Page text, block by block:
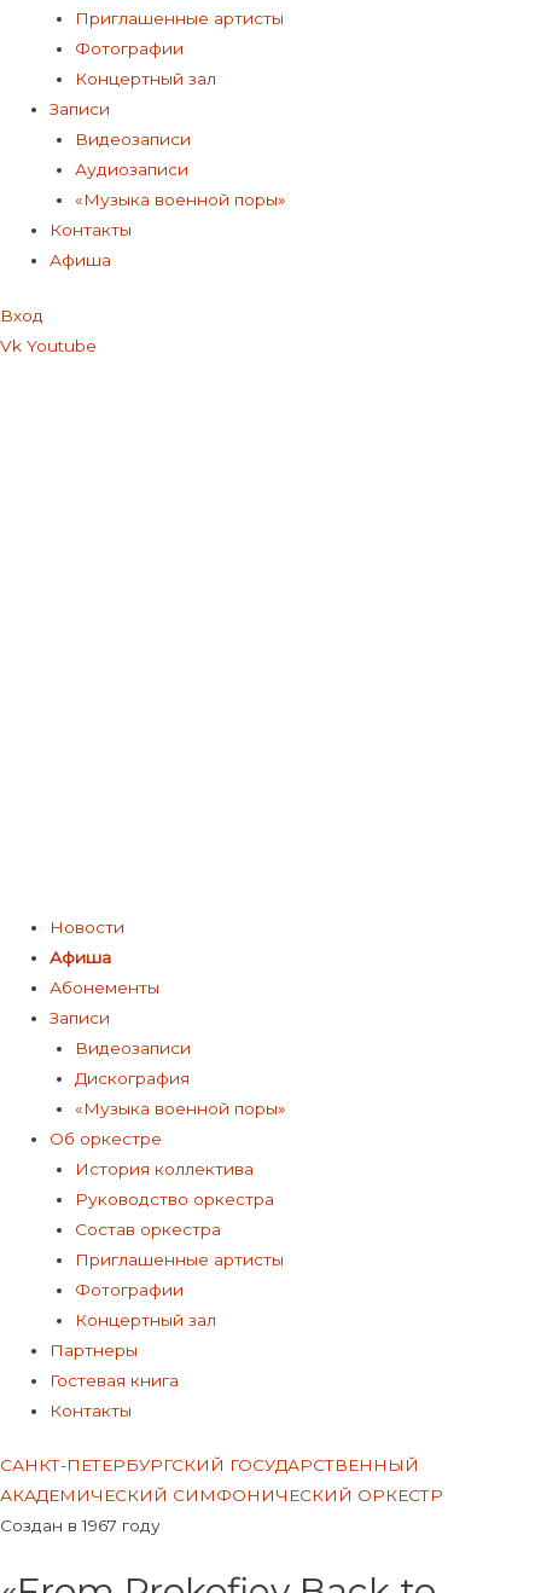
Приглашенные артисты
Фотографии
Концертный зал
Записи
Видеозаписи
Аудиозаписи
«Музыка военной поры»
Контакты
Афиша
Вход
Vk Youtube
Меню Новости
Афиша
Абонементы
Записи
Видеозаписи
Дискография
«Музыка военной поры»
Об оркестре
История коллектива
Руководство оркестра
Состав оркестра
Приглашенные артисты
Фотографии
Концертный зал
Партнеры
Гостевая книга
Контакты
САНКТ-ПЕТЕРБУРГСКИЙ ГОСУДАРСТВЕННЫЙ
АКАДЕМИЧЕСКИЙ СИМФОНИЧЕСКИЙ ОРКЕСТР
Создан в 1967 году